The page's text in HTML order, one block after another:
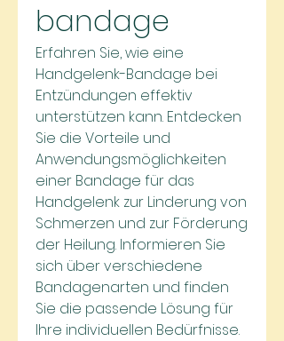
bandage
Erfahren Sie, wie eine
Handgelenk-Bandage bei
Entzündungen effektiv
unterstützen kann. Entdecken
Sie die Vorteile und
Anwendungsmöglichkeiten
einer Bandage für das
Handgelenk zur Linderung von
Schmerzen und zur Förderung
der Heilung. Informieren Sie
sich über verschiedene
Bandagenarten und finden
Sie die passende Lösung für
Ihre individuellen Bedürfnisse.